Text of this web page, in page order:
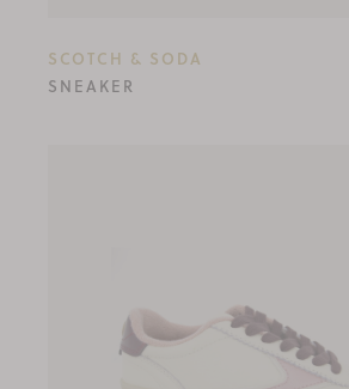
SCOTCH & SODA
SNEAKER